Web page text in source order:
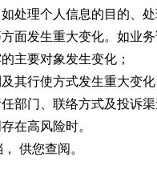
理个人信息的目的、
发生重大变化。如业
主要对象发生变化；
其行使方式发生重大变
部门、联络方式及投诉渠
在高风险时。
供您查阅。